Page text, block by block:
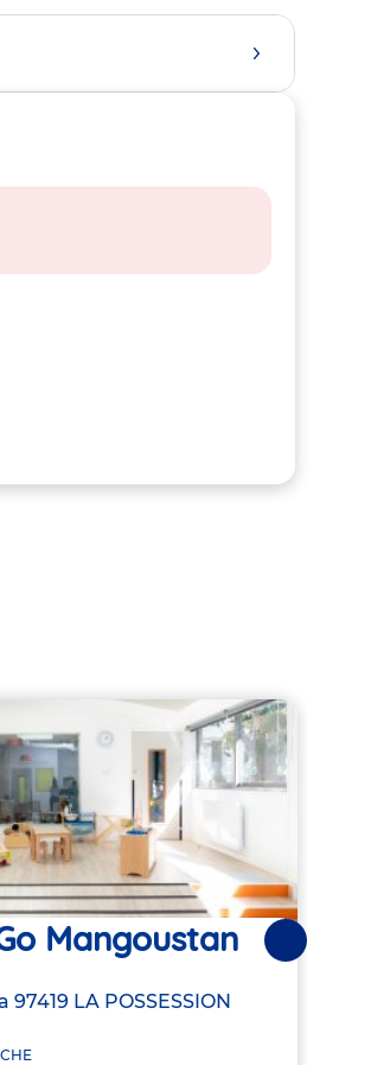
Mangoustan
97419 LA POSSESSION
Suivantes